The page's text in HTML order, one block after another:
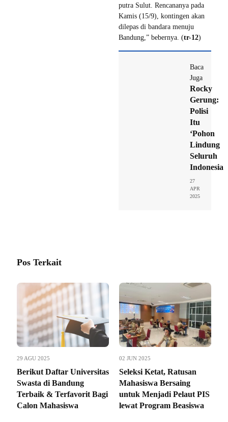
putra Sulut. Rencananya pada
Kamis (15/9), kontingen akan
dilepas di bandara menuju
Bandung,” bebernya. (tr-12)
Baca
Juga
Rocky
Gerung:
Polisi
Itu
‘Pohon
Lindung
Seluruh
Indonesia
27
APR
2025
Pos Terkait
29 AGU 2025
Berikut Daftar Universitas
Swasta di Bandung
Terbaik & Terfavorit Bagi
Calon Mahasiswa
02 JUN 2025
Seleksi Ketat, Ratusan
Mahasiswa Bersaing
untuk Menjadi Pelaut PIS
lewat Program Beasiswa